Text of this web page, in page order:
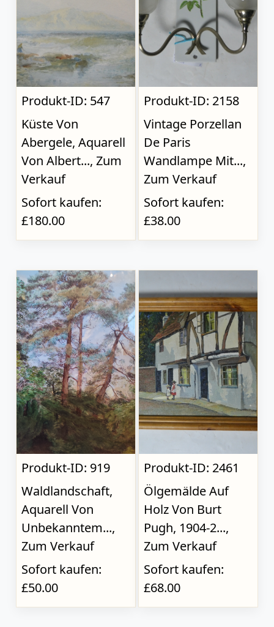
Produkt-ID: 547
Küste Von
Abergele, Aquarell
Von Albert..., Zum
Verkauf
Sofort kaufen:
£180.00
Produkt-ID: 2158
Vintage Porzellan
De Paris
Wandlampe Mit...,
Zum Verkauf
Sofort kaufen:
£38.00
Produkt-ID: 919
Waldlandschaft,
Aquarell Von
Unbekanntem...,
Zum Verkauf
Sofort kaufen:
£50.00
Produkt-ID: 2461
Ölgemälde Auf
Holz Von Burt
Pugh, 1904-2...,
Zum Verkauf
Sofort kaufen:
£68.00